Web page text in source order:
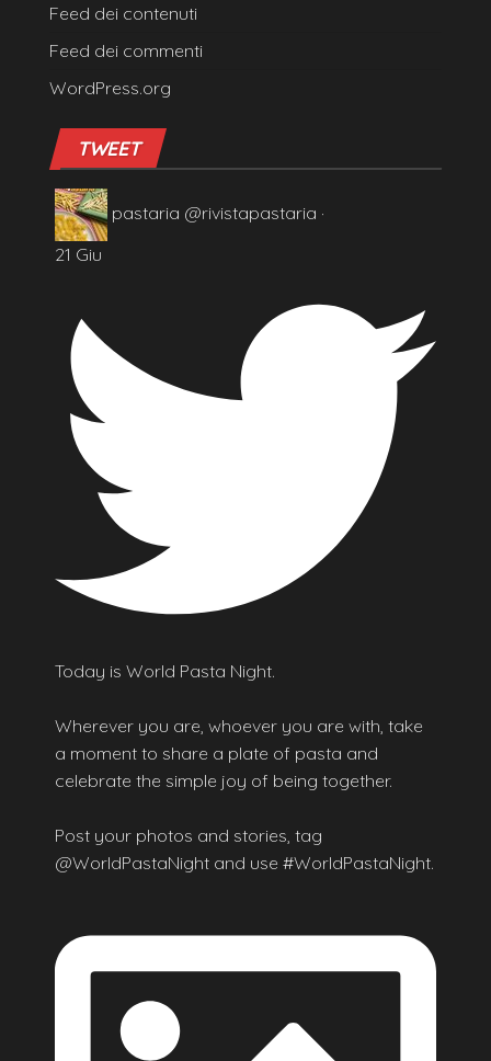
Feed dei contenuti
Feed dei commenti
WordPress.org
TWEET
pastaria @rivistapastaria ·
21 Giu
Today is World Pasta Night.
Wherever you are, whoever you are with, take
a moment to share a plate of pasta and
celebrate the simple joy of being together.
Post your photos and stories, tag
@WorldPastaNight and use #WorldPastaNight.